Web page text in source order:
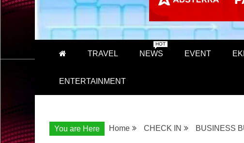
TRAVEL NEWS
HOT
EVENT
ENTERTAINMENT
You are Here Home CHECK IN BUSINESS